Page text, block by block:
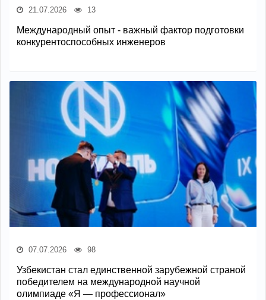
21.07.2026 13
Международный опыт - важный фактор подготовки
конкурентоспособных инженеров
07.07.2026 98
Узбекистан стал единственной зарубежной страной
победителем на международной научной
олимпиаде «Я — профессионал»